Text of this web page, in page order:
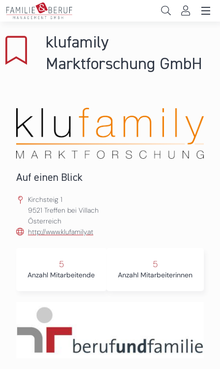
Direkt zum Inhalt
Gemeinden
Das sind wir
News & Events
klufamily
Marktforschung GmbH
Auf einen Blick
Kirchsteig 1
9521 Treffen bei Villach
Österreich
http://www.klufamily.at
5
Anzahl Mitarbeitende
5
Anzahl Mitarbeiterinnen